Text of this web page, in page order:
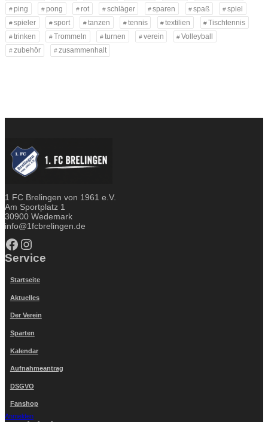
ping
pong rot schläger sparen spaß
spiel
spieler
sport tanzen tennis textilien
Tischtennis
trinken
Trommeln turnen verein
Volleyball
zubehör
zusammenhalt
1 FC Brelingen von 1961 e.V.
Am Sportplatz 1
30900 Wedemark
info@1fcbrelingen.de
Facebook Instagram
Service
Startseite
Aktuelles
Der Verein
Sparten
Kalendar
Aufnahmeantrag
DSGVO
Fanshop
Anmelden